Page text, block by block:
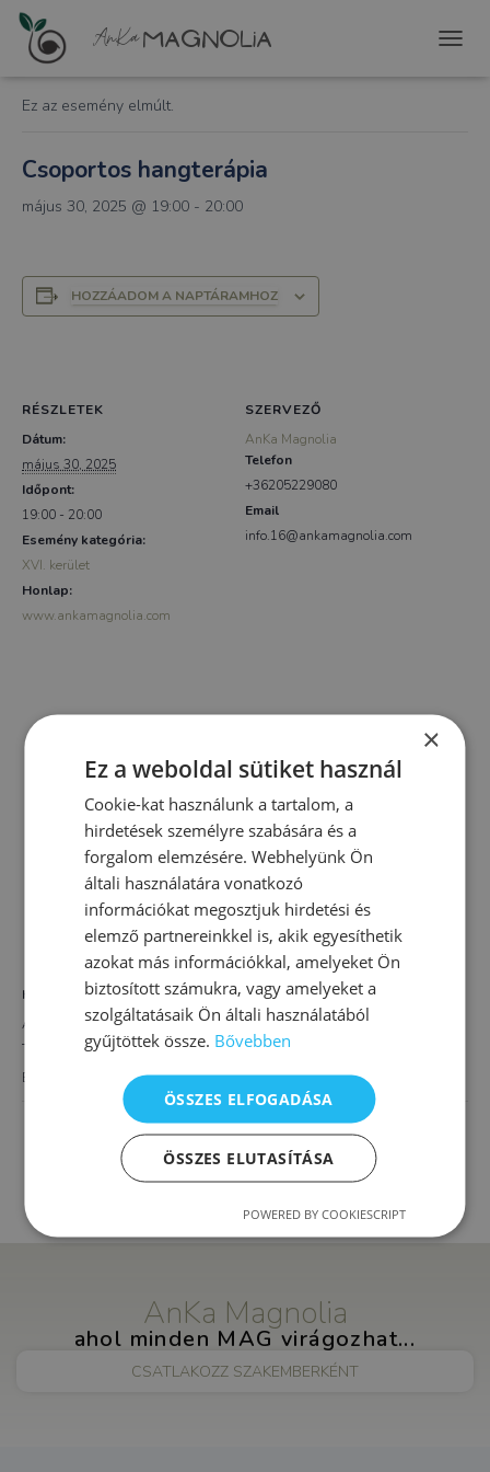
« Összes Események
Ez az esemény elmúlt.
Csoportos hangterápia
május 30, 2025 @ 19:00 - 20:00
HOZZÁADOM A NAPTÁRAMHOZ
RÉSZLETEK
Dátum:
május 30, 2025
Időpont:
19:00 - 20:00
Esemény kategória:
XVI. kerület
Honlap:
www.ankamagnolia.com
SZERVEZŐ
AnKa Magnolia
Telefon
+36205229080
Email
info.16@ankamagnolia.com
HELYSZÍN
AnKa Magnolia XVI.
Thököly út 4.
Budapest
Magyarország+ Google Térkép
Pszichodráma és komplex
művészeti terápia
Integrál pszichológiai, önismereti
tanácsadás
AnKa Magnolia
ahol minden MAG virágozhat...
CSATLAKOZZ SZAKEMBERKÉNT
×
Ez a weboldal sütiket használ
Cookie-kat használunk a tartalom, a
hirdetések személyre szabására és a
forgalom elemzésére. Webhelyünk Ön
általi használatára vonatkozó
információkat megosztjuk hirdetési és
elemző partnereinkkel is, akik egyesíthetik
azokat más információkkal, amelyeket Ön
biztosított számukra, vagy amelyeket a
szolgáltatásaik Ön általi használatából
gyűjtöttek össze. Bővebben
ÖSSZES ELFOGADÁSA
ÖSSZES ELUTASÍTÁSA
POWERED BY COOKIESCRIPT